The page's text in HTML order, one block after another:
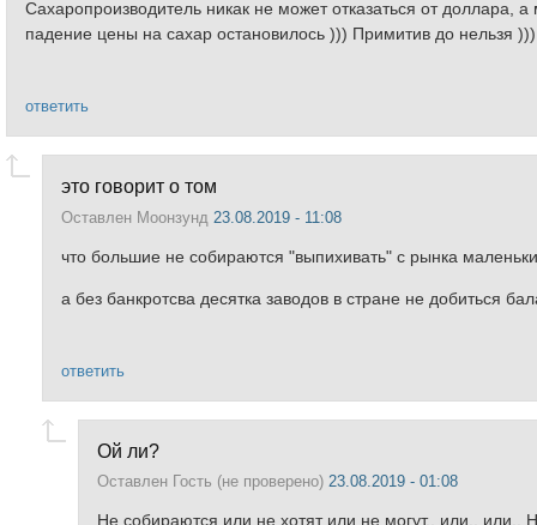
Сахаропроизводитель никак не может отказаться от
падение цены на сахар остановилось ))) Примитив до нельзя )))
ответить
это говорит о том
Оставлен Моонзунд 23.08.2019 - 11:08
что большие не собираются "выпихивать" с рынка
а без банкротсва десятка заводов в стране не добиться
ответить
Ой ли?
Оставлен Гость (не проверено) 23.08.2019 - 01:08
Не собираются или не хотят или не могут.. или..